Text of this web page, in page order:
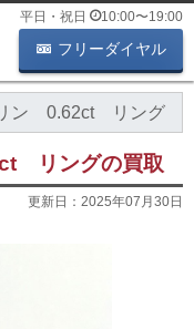
平日・祝日 10:00〜19:00
フリーダイヤル
ン 0.62ct リング
リングの買取
更新日： 2025年07月30日